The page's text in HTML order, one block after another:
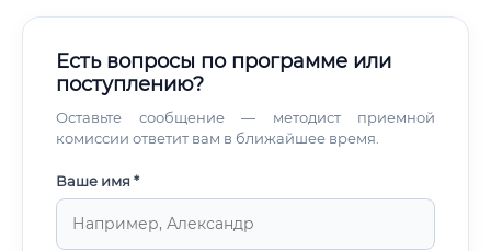
Есть вопросы по программе или
поступлению?
Оставьте сообщение — методист приемной
комиссии ответит вам в ближайшее время.
Ваше имя *